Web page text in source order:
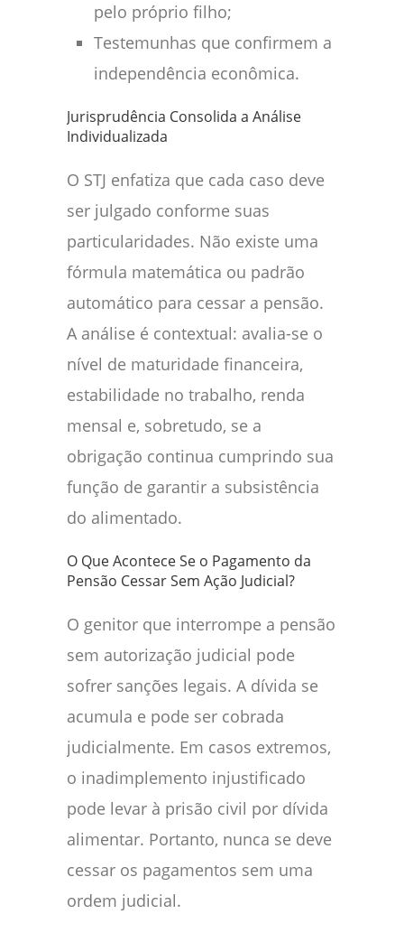
pelo próprio filho;
Testemunhas que confirmem a
independência econômica.
Jurisprudência Consolida a Análise
Individualizada
O STJ enfatiza que cada caso deve
ser julgado conforme suas
particularidades. Não existe uma
fórmula matemática ou padrão
automático para cessar a pensão.
A análise é contextual: avalia-se o
nível de maturidade financeira,
estabilidade no trabalho, renda
mensal e, sobretudo, se a
obrigação continua cumprindo sua
função de garantir a subsistência
do alimentado.
O Que Acontece Se o Pagamento da
Pensão Cessar Sem Ação Judicial?
O genitor que interrompe a pensão
sem autorização judicial pode
sofrer sanções legais. A dívida se
acumula e pode ser cobrada
judicialmente. Em casos extremos,
o inadimplemento injustificado
pode levar à prisão civil por dívida
alimentar. Portanto, nunca se deve
cessar os pagamentos sem uma
ordem judicial.